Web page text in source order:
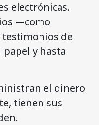
electrónicas.
—como
de
y hasta
el dinero
tienen sus